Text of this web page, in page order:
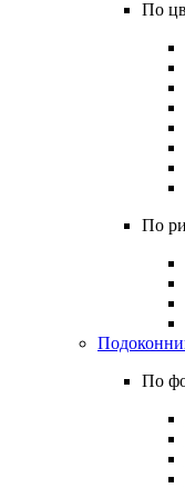
По
По
По